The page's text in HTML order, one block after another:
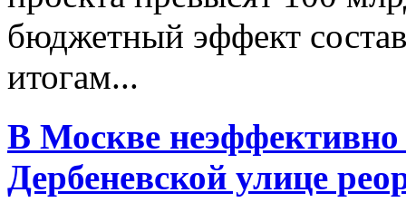
бюджетный эффект
итогам...
В Москве неэффективно
Дербеневской улице